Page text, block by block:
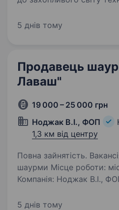
справжнім експертом у
5 днів тому
Продавець
Лаваш"
19 000 – 25 000 грн
Ноджак В.І., ФОП
1,3 км від центру
Повна зайнятість. Вакансія: Продавець
шаурми Місце роботи:
Компанія: Ноджак В.І.,
з рецептурою компанії Обслуговування
5 днів тому